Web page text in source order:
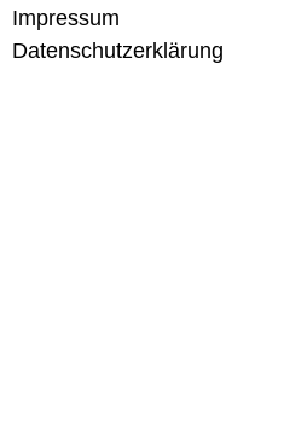
Impressum
Datenschutzerklärung